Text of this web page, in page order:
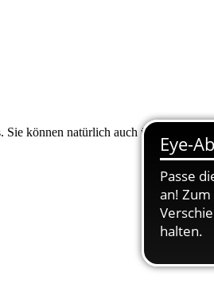
können natürlich auch über